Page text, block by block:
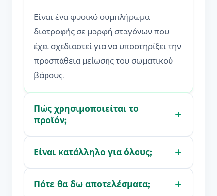
Είναι ένα φυσικό συμπλήρωμα
διατροφής σε μορφή σταγόνων που
έχει σχεδιαστεί για να υποστηρίξει την
προσπάθεια μείωσης του σωματικού
βάρους.
Πώς χρησιμοποιείται το
προϊόν;
Είναι κατάλληλο για όλους;
Πότε θα δω αποτελέσματα;